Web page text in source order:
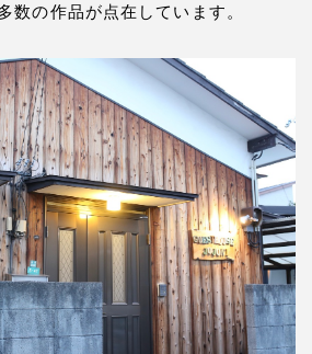
数の作品が点在しています。